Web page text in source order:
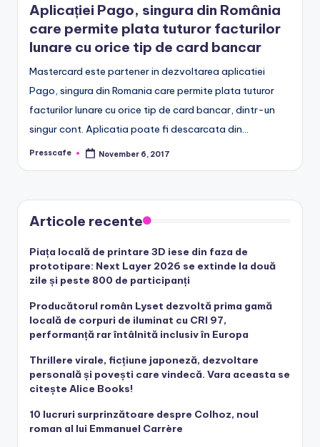
Aplicației Pago, singura din România
care permite plata tuturor facturilor
lunare cu orice tip de card bancar
Mastercard este partener in dezvoltarea aplicatiei
Pago, singura din Romania care permite plata tuturor
facturilor lunare cu orice tip de card bancar, dintr-un
singur cont. Aplicatia poate fi descarcata din…
Posted
Presscafe November 6, 2017
Articole recente
Piața locală de printare 3D iese din faza de
prototipare: Next Layer 2026 se extinde la două
zile și peste 800 de participanți
Producătorul român Lyset dezvoltă prima gamă
locală de corpuri de iluminat cu CRI 97,
performanță rar întâlnită inclusiv în Europa
Thrillere virale, ficțiune japoneză, dezvoltare
personală și povești care vindecă. Vara aceasta se
citește Alice Books!
10 lucruri surprinzătoare despre Colhoz, noul
roman al lui Emmanuel Carrère